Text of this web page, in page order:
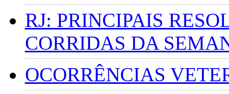
RJ: PRINCIPAIS
CORRIDAS DA
OCORRÊNCIAS